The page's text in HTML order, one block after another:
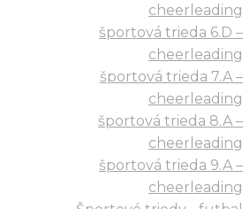
cheerleading
športová trieda 6.D –
cheerleading
športová trieda 7.A –
cheerleading
športová trieda 8.A –
cheerleading
športová trieda 9.A –
cheerleading